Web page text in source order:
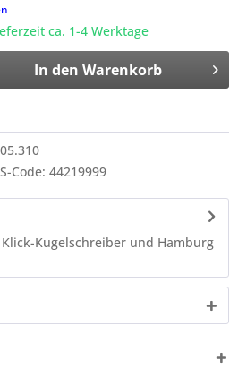
ca. 1-4 Werktage
In den Warenkorb
Code: 44219999
Kugelschreiber und Hamburg